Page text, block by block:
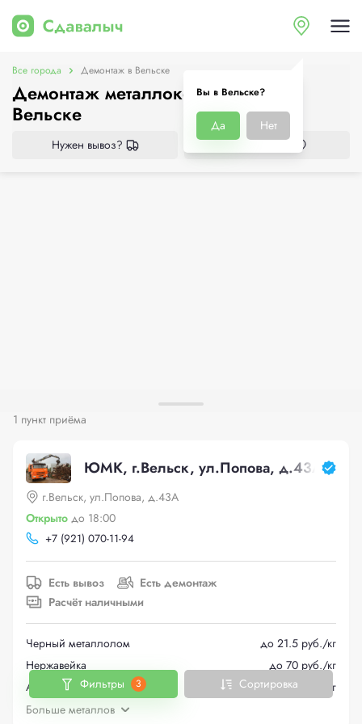
Вы в Вельске?
Да Нет
Все города Демонтаж в Вельске
Демонтаж металлоконструкций в
Вельске
Нужен вывоз? Все приёмки
1 пункт приёма
ЮМК, г.Вельск, ул.Попова, д.43А
г.Вельск, ул.Попова, д.43А
Открыто до 18:00
+7 (921) 070-11-94
Есть вывоз
Есть демонтаж
Расчёт наличными
Черный металлолом
до 21.5 руб./кг
Нержавейка
до 70 руб./кг
Автомобили
до 14000 руб./кг
Больше металлов
Фильтры 3 Сортировка